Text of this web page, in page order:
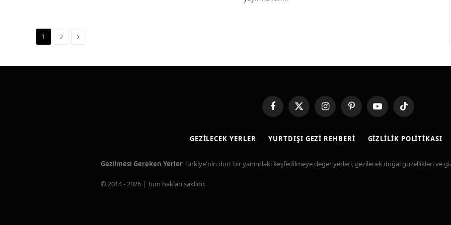
1 2 Next
FacebookX
(Twitter)
InstagramPinterestYouTubeTikTok
GEZILECEK YERLER YURTDIŞI GEZI REHBERI GIZLILIK POLITIKASI
Gezilmesi Gereken YerlerTürkiye'nin dört bir yanındaki keşfedilmeye değer yerleri, gezilecek doğal güzellikleri ve
© 2014 - 2026 | Tüm hakları saklıdır.